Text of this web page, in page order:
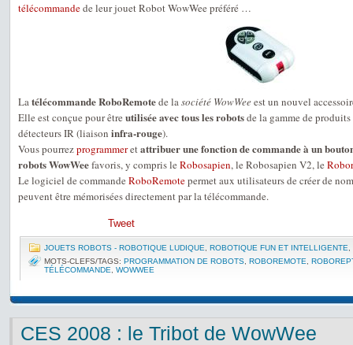
télécommandede leur jouet Robot WowWee préféré …
Latélécommande RoboRemotede lasociété WowWeeest un nouvel
Elle est conçue pour être utilisée avec tous les robotsde la gamme de
détecteurs IR (liaison infra-rouge).
Vous pourrezprogrammeretattribuer une fonction de commande à un
robots WowWeefavoris, y compris le Robosapien, le Robosapien V2, le
Le logiciel de commande RoboRemotepermet aux utilisateurs de créer de
peuvent être mémorisées directement par la télécommande.
Tweet
JOUETS ROBOTS - ROBOTIQUE LUDIQUE ROBOTIQUE FUN ET INTELLIGENTE
MOTS-CLEFS/TAGS: PROGRAMMATION DE ROBOTS ROBOREMOTE
TÉLÉCOMMANDE
WOWWEE
CES 2008 : le Tribot de WowWee